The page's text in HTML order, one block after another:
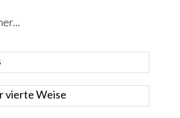
vierte Weise